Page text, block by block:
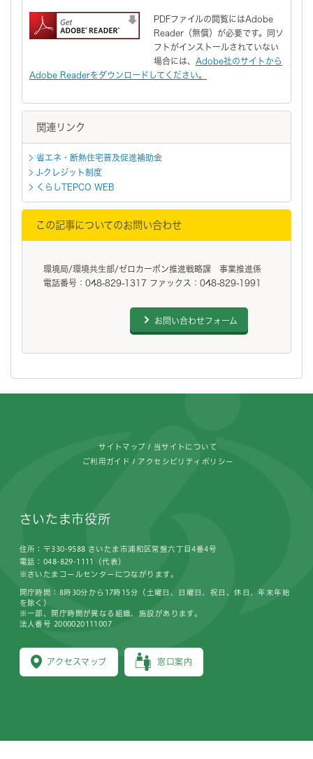
PDFファイルの閲覧にはAdobe
Reader（無償）が必要です。同ソ
フトがインストールされていない
場合には、 Adobe社のサイトから
Adobe Readerをダウンロードしてください。
関連リンク
省エネ・断熱住宅普及促進補助金
J-クレジット制度
くらしTEPCO WEB
この記事についてのお問い合わせ
環境局/環境共生部/ゼロカーボン推進戦略課 事業推進係
電話番号：048-829-1317 ファックス：048-829-1991
お問い合わせフォーム
サイトマップ 当サイトについて
ご利用ガイド アクセシビリティポリシー
さいたま市役所
住所：〒330-9588 さいたま市浦和区常盤六丁目4番4号
電話：048-829-1111（代表）
※さいたまコールセンターにつながります。
アクセスマップ 窓口案内
開庁時間：8時30分から17時15分（土曜日、日曜日、祝日、休日、年末年始
を除く）
※一部、開庁時間が異なる組織、施設があります。
法人番号 2000020111007